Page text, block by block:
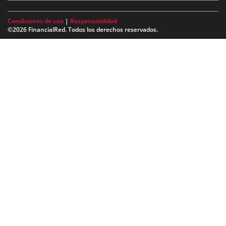
Condiciones de uso | Responsabilidad
©2026 FinancialRed. Todos los derechos reservados.